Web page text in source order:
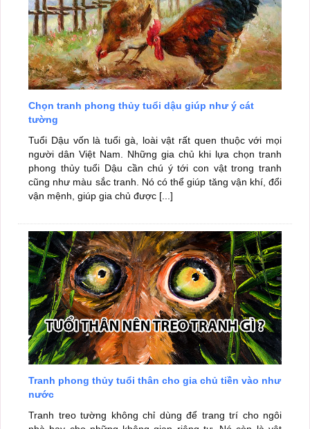
Chọn tranh phong thủy tuổi dậu giúp như ý cát
tường
Tuổi Dậu vốn là tuổi gà, loài vật rất quen thuộc với mọi
người dân Việt Nam. Những gia chủ khi lựa chọn tranh
phong thủy tuổi Dậu cần chú ý tới con vật trong tranh
cũng như màu sắc tranh. Nó có thể giúp tăng vận khí, đổi
vận mệnh, giúp gia chủ được [...]
Tranh phong thủy tuổi thân cho gia chủ tiền vào như
nước
Tranh treo tường không chỉ dùng để trang trí cho ngôi